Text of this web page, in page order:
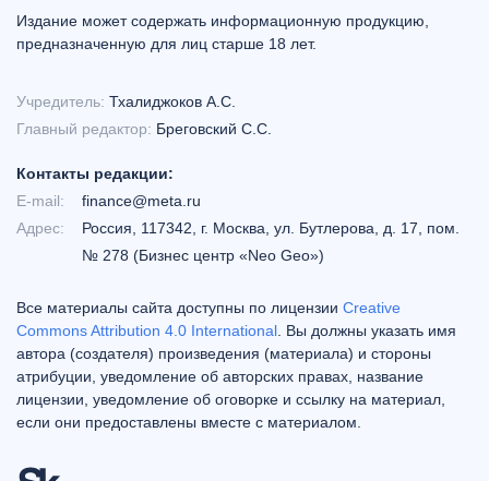
Издание может содержать информационную продукцию,
предназначенную для лиц старше 18 лет.
Учредитель: Тхалиджоков А.С.
Главный редактор: Бреговский С.С.
Контакты редакции:
E-mail:
finance@meta.ru
Адрес:
Россия, 117342, г. Москва, ул. Бутлерова, д. 17, пом.
№ 278 (Бизнес центр «Neo Geo»)
Все материалы сайта доступны по лицензии Creative
Commons Attribution 4.0 International . Вы должны указать имя
автора (создателя) произведения (материала) и стороны
атрибуции, уведомление об авторских правах, название
лицензии, уведомление об оговорке и ссылку на материал,
если они предоставлены вместе с материалом.